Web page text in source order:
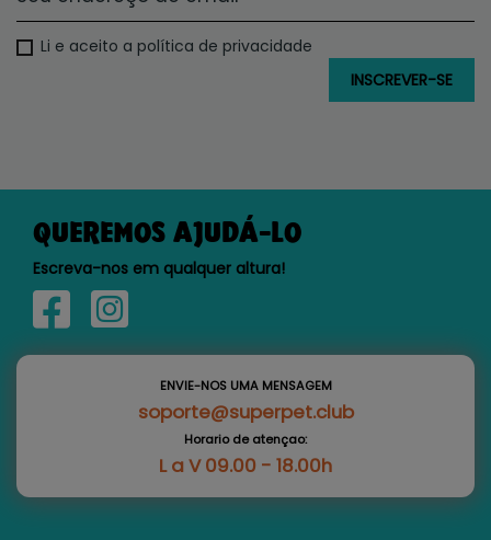
Li e aceito a política de privacidade
QUEREMOS AJUDÁ-LO
Escreva-nos em qualquer altura!
ENVIE-NOS UMA MENSAGEM
soporte@superpet.club
Horario de atençao:
L a V 09.00 - 18.00h